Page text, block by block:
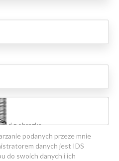
podanych przeze mnie
danych jest IDS
do swoich danych i ich